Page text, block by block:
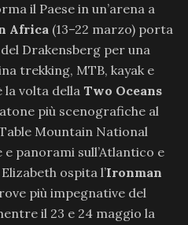
il Paese in un’arena a
Africa (13–22 marzo) porta
Drakensberg per una
trekking, MTB, kayak e
la volta della Two Oceans
più scenografiche al
Mountain National
panorami sull’Atlantico e
ospita l’Ironman
più impegnative del
il 23 e 24 maggio la